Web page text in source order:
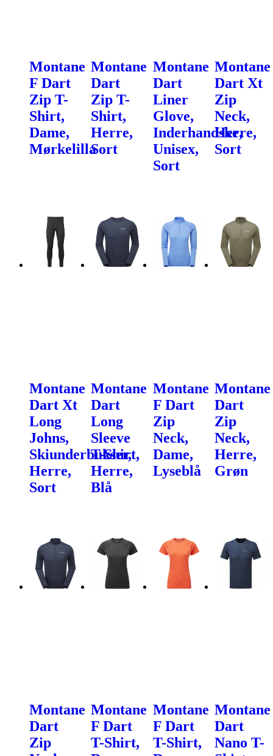
Montane
F Dart
Zip T-
Shirt,
Dame,
Mørkelilla
Montane
Dart
Zip T-
Shirt,
Herre,
Sort
Montane
Dart
Liner
Glove,
Inderhandske,
Unisex,
Sort
Montane
Dart Xt
Zip
Neck,
Herre,
Sort
Montane
Dart Xt
Long
Johns,
Skiunderbukser,
Herre,
Sort
Montane
Dart
Long
Sleeve
T-Shirt,
Herre,
Blå
Montane
F Dart
Zip
Neck,
Dame,
Lyseblå
Montane
Dart
Zip
Neck,
Herre,
Grøn
Montane
Dart
Zip
Montane
F Dart
T-Shirt,
Montane
F Dart
T-Shirt,
Montane
Dart
Nano T-